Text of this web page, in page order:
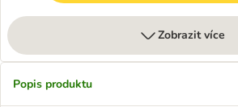
Zobrazit více
Popis produktu